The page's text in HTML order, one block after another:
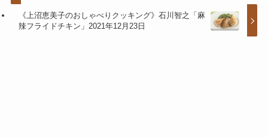
《上沼恵美子のおしゃべりクッキング》石川智之「麻
辣フライドチキン」2021年12月23日